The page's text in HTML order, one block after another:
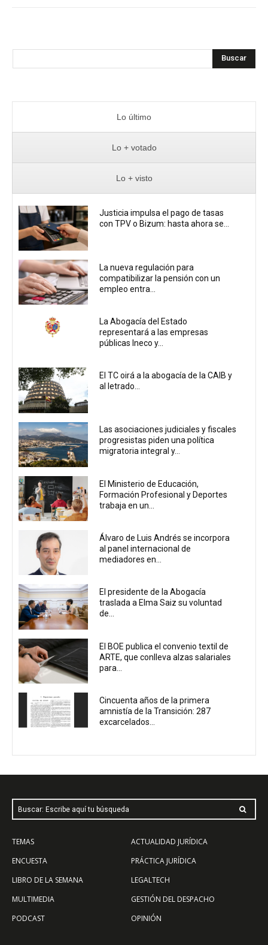
Buscar
Lo último
Lo + votado
Lo + visto
Justicia impulsa el pago de tasas
con TPV o Bizum: hasta ahora se...
La nueva regulación para
compatibilizar la pensión con un
empleo entra...
La Abogacía del Estado
representará a las empresas
públicas Ineco y...
El TC oirá a la abogacía de la CAIB y
al letrado...
Las asociaciones judiciales y fiscales
progresistas piden una política
migratoria integral y...
El Ministerio de Educación,
Formación Profesional y Deportes
trabaja en un...
Álvaro de Luis Andrés se incorpora
al panel internacional de
mediadores en...
El presidente de la Abogacía
traslada a Elma Saiz su voluntad
de...
El BOE publica el convenio textil de
ARTE, que conlleva alzas salariales
para...
Cincuenta años de la primera
amnistía de la Transición: 287
excarcelados...
Buscar: Escribe aquí tu búsqueda
TEMAS
ENCUESTA
LIBRO DE LA SEMANA
MULTIMEDIA
PODCAST
ACTUALIDAD JURÍDICA
PRÁCTICA JURÍDICA
LEGALTECH
GESTIÓN DEL DESPACHO
OPINIÓN